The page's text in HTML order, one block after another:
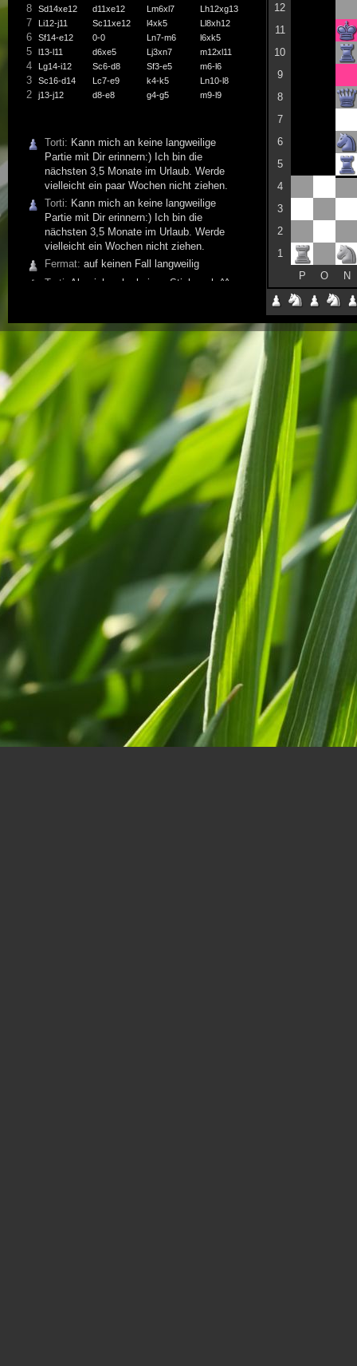
8
Sd14xe12 d11xe12 Lm6xl7 Lh12xg13
7 Li12-j11 Sc11xe12 l4xk5 Ll8xh12
6 Sf14-e12 0-0 Ln7-m6 l6xk5
5 l13-l11 d6xe5 Lj3xn7 m12xl11
4 Lg14-i12 Sc6-d8 Sf3-e5 m6-l6
3 Sc16-d14 Lc7-e9 k4-k5 Ln10-l8
2 j13-j12 d8-e8 g4-g5 m9-l9
Torti: Kann mich an keine langweilige
Partie mit Dir erinnern:) Ich bin die
nächsten 3,5 Monate im Urlaub. Werde
vielleicht ein paar Wochen nicht ziehen.
Torti: Kann mich an keine langweilige
Partie mit Dir erinnern:) Ich bin die
nächsten 3,5 Monate im Urlaub. Werde
vielleicht ein Wochen nicht ziehen.
Fermat: auf keinen Fall langweilig
Torti:
Also ich sehe keinen Stich mehr^^
Torti:Da ich keine Ahnung habe, tu ich es
Dir gleich ;-)
Fermat:
(Bis jetzt keine Überraschungen ;-)
Fermat:
Kein Problem. (Spät kommt Ihr,
doch Ihr kommt. Der weite Weg allein
entschuldigt Euer Säumen.)
Sorry für die Verspätung:-)
12
11
10
9
8
7
6
5
4
3
2
1
P
O N